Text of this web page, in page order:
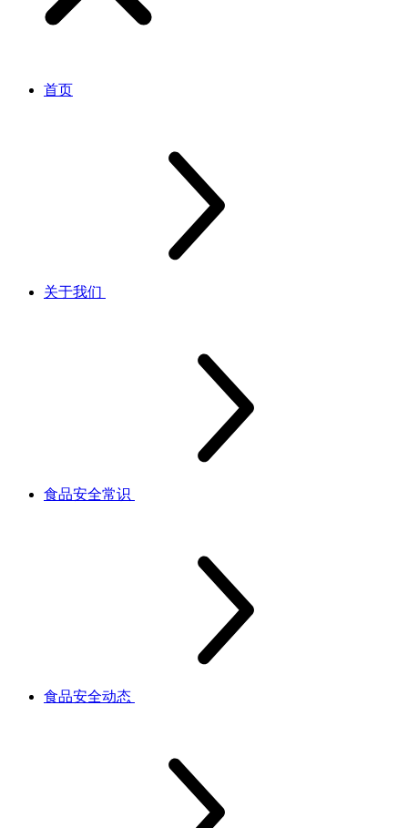
首页
关于我们
食品安全常识
食品安全动态